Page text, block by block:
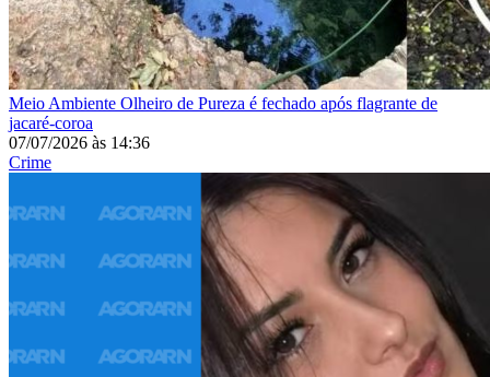
Meio Ambiente Olheiro de Pureza é fechado após flagrante de
jacaré-coroa
07/07/2026 às 14:36
Crime